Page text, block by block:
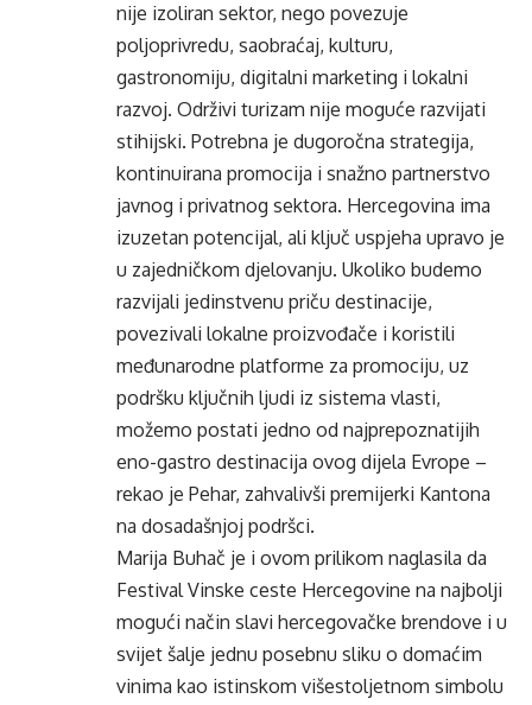
nije izoliran sektor, nego povezuje
poljoprivredu, saobraćaj, kulturu,
gastronomiju, digitalni marketing i lokalni
razvoj. Održivi turizam nije moguće razvijati
stihijski. Potrebna je dugoročna strategija,
kontinuirana promocija i snažno partnerstvo
javnog i privatnog sektora. Hercegovina ima
izuzetan potencijal, ali ključ uspjeha upravo je
u zajedničkom djelovanju. Ukoliko budemo
razvijali jedinstvenu priču destinacije,
povezivali lokalne proizvođače i koristili
međunarodne platforme za promociju, uz
podršku ključnih ljudi iz sistema vlasti,
možemo postati jedno od najprepoznatijih
eno-gastro destinacija ovog dijela Evrope –
rekao je Pehar, zahvalivši premijerki Kantona
na dosadašnjoj podršci.
Marija Buhač je i ovom prilikom naglasila da
Festival Vinske ceste Hercegovine na najbolji
mogući način slavi hercegovačke brendove i u
svijet šalje jednu posebnu sliku o domaćim
vinima kao istinskom višestoljetnom simbolu